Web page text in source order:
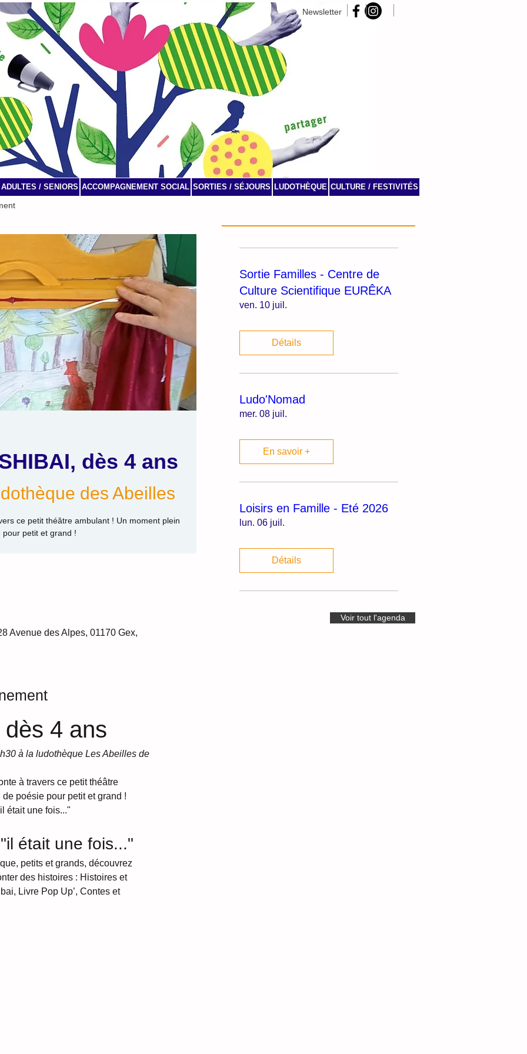
Newsletter
ADULTES / SENIORS ACCOMPAGNEMENT SOCIAL SORTIES / SÉJOURS LUDOTHÈQUE CULTURE / FESTIVITÉS
dès 4 ans
des Abeilles
ce petit théâtre ambulant ! Un moment plein
pour petit et grand !
Avenue des Alpes, 01170 Gex,
4 ans
à la ludothèque Les Abeilles de
à travers ce petit théâtre
poésie pour petit et grand !
était une fois..."
était une fois..."
petits et grands, découvrez
des histoires : Histoires et
Livre Pop Up’, Contes et
Sortie Familles - Centre de
Culture Scientifique EURÊKA
ven. 10 juil.
Détails
Ludo'Nomad
mer. 08 juil.
En savoir +
Loisirs en Famille - Eté 2026
lun. 06 juil.
Détails
Voir tout l'agenda